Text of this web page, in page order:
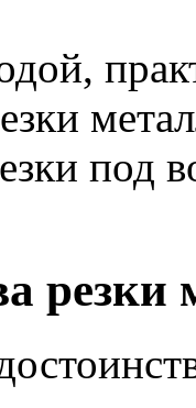
под
резки